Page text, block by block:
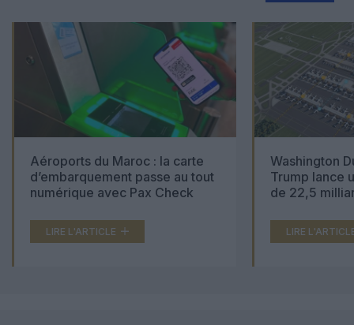
Aéroports du Maroc : la carte
d’embarquement passe au tout
numérique avec Pax Check
LIRE L'ARTICLE
Washington
Trump lance
de 22,5
LIRE